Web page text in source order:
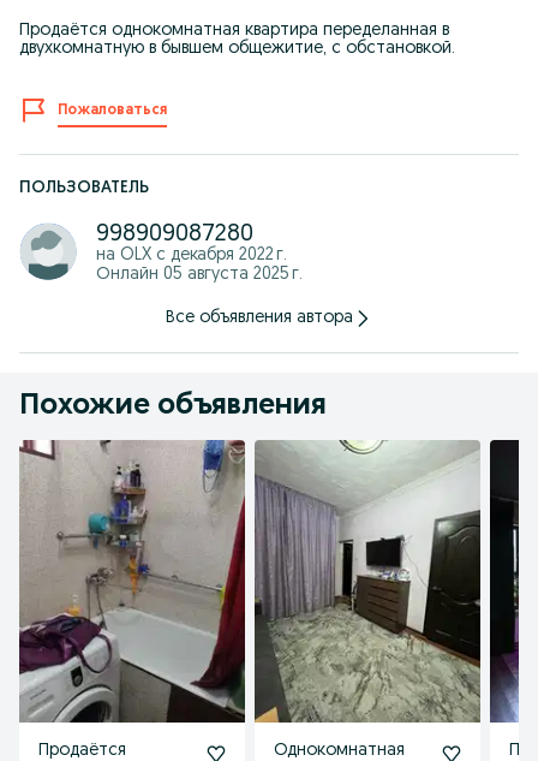
Продаётся однокомнатная квартира переделанная в
двухкомнатную в бывшем общежитие, с обстановкой.
Пожаловаться
ПОЛЬЗОВАТЕЛЬ
998909087280
на OLX с декабря 2022 г.
Онлайн 05 августа 2025 г.
Все объявления автора
Похожие объявления
Продаётся Однокомнатная